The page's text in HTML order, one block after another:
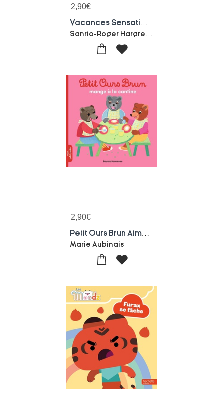
2,90€
2,90€
Marie Aubinais